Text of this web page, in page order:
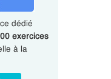
dédié
exercices
à la